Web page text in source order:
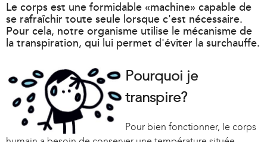
Le corps est une formidable «machine» capable de
se rafraîchir toute seule lorsque c'est nécessaire.
Pour cela, notre organisme utilise le mécanisme de
la transpiration, qui lui permet d'éviter la surchauffe.
Pourquoi je
transpire?
Pour bien fonctionner, le corps